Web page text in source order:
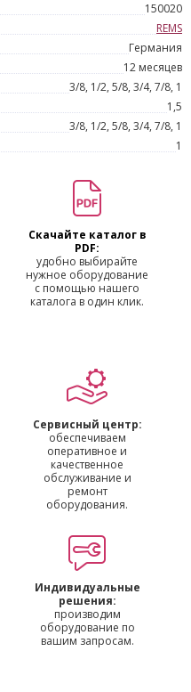
150020
REMS
Германия
12 месяцев
3/8, 1/2, 5/8, 3/4, 7/8, 1
1,5
3/8, 1/2, 5/8, 3/4, 7/8, 1
1
Скачайте каталог в
PDF:
удобно выбирайте
нужное оборудование
с помощью нашего
каталога в один клик.
Сервисный центр:
обеспечиваем
оперативное и
качественное
обслуживание и
ремонт
оборудования.
Индивидуальные
решения:
производим
оборудование по
вашим запросам.